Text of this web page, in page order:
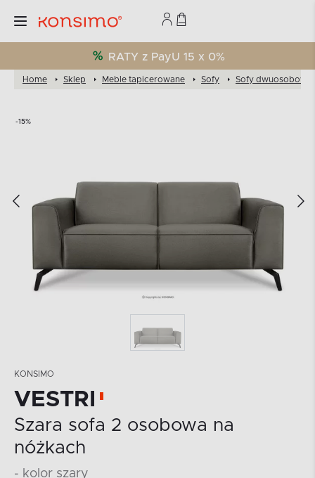
RATY z PayU 15 x 0%
Home Sklep Meble tapicerowane Sofy Sofy dwuosobowe
-15%
KONSIMO
VESTRI
Szara sofa 2 osobowa na
nóżkach
- kolor szary